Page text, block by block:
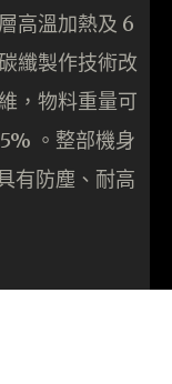
高溫加熱及 6
纖製作技術改
，物料重量可
。整部機身
有防塵、耐高